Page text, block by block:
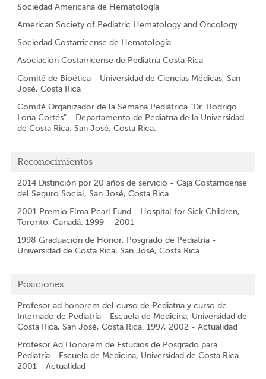
Sociedad Americana de Hematología
American Society of Pediatric Hematology and Oncology
Sociedad Costarricense de Hematología
Asociación Costarricense de Pediatría Costa Rica
Comité de Bioética - Universidad de Ciencias Médicas, San
José, Costa Rica
Comité Organizador de la Semana Pediátrica “Dr. Rodrigo
Loría Cortés” - Departamento de Pediatría de la Universidad
de Costa Rica. San José, Costa Rica.
Reconocimientos
2014 Distinción por 20 años de servicio - Caja Costarricense
del Seguro Social, San José, Costa Rica
2001 Premio Elma Pearl Fund - Hospital for Sick Children,
Toronto, Canadá. 1999 – 2001
1998 Graduación de Honor, Posgrado de Pediatría -
Universidad de Costa Rica, San José, Costa Rica
Posiciones
Profesor ad honorem del curso de Pediatría y curso de
Internado de Pediatría - Escuela de Medicina, Universidad de
Costa Rica, San José, Costa Rica. 1997, 2002 - Actualidad
Profesor Ad Honorem de Estudios de Posgrado para
Pediatría - Escuela de Medicina, Universidad de Costa Rica
2001 - Actualidad